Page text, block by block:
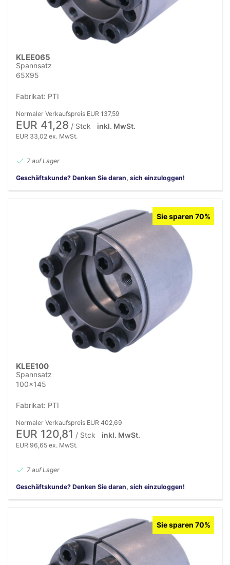
KLEE065
Spannsatz
65X95
Fabrikat: PTI
Normaler Verkaufspreis EUR 137,59
EUR 41,28 / Stck inkl. MwSt.
EUR 33,02 ex. MwSt.
7 auf Lager
Geschäftskunde? Denken Sie daran, sich einzuloggen!
Sie sparen 70%
KLEE100
Spannsatz
100x145
Fabrikat: PTI
Normaler Verkaufspreis EUR 402,69
EUR 120,81 / Stck inkl. MwSt.
EUR 96,65 ex. MwSt.
7 auf Lager
Geschäftskunde? Denken Sie daran, sich einzuloggen!
Sie sparen 70%